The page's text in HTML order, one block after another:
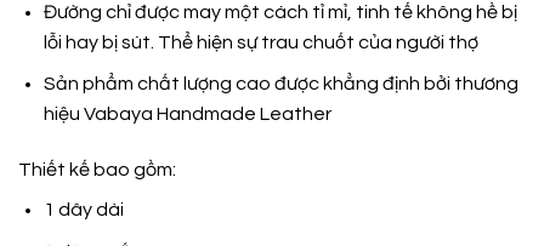
Đường chỉ được may một cách tỉ mỉ, tinh tế không hề bị
lỗi hay bị sút. Thể hiện sự trau chuốt của người thợ
Sản phẩm chất lượng cao được khẳng định bởi thương
hiệu Vabaya Handmade Leather
Thiết kế bao gồm:
1 dây dài